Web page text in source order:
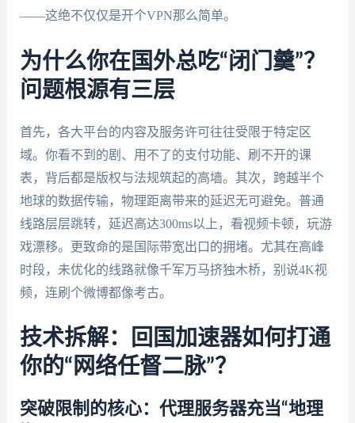
——这绝不仅仅是开个VPN那么简单。
为什么你在国外总吃“闭门羹”？
问题根源有三层
首先，各大平台的内容及服务许可往往受限于特定区
域。你看不到的剧、用不了的支付功能、刷不开的课
表，背后都是版权与法规筑起的高墙。其次，跨越半个
地球的数据传输，物理距离带来的延迟无可避免。普通
线路层层跳转，延迟高达300ms以上，看视频卡顿，玩游
戏漂移。更致命的是国际带宽出口的拥堵。尤其在高峰
时段，未优化的线路就像千军万马挤独木桥，别说4K视
频，连刷个微博都像考古。
技术拆解：回国加速器如何打通
你的“网络任督二脉”？
突破限制的核心：代理服务器充当“地理